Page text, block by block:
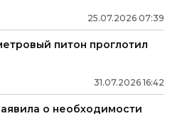
25.07.2026 07:39
питон проглотил
31.07.2026 16:42
о необходимости